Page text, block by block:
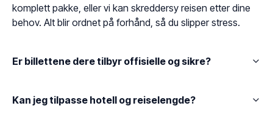
komplett pakke, eller vi kan skreddersy reisen etter dine
behov. Alt blir ordnet på forhånd, så du slipper stress.
Er billettene dere tilbyr offisielle og sikre?
Kan jeg tilpasse hotell og reiselengde?